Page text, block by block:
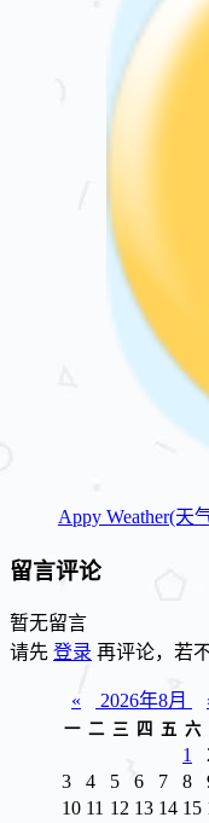
Appy Weather(天
留言评论
暂无留言
请先 登录 再评论，若
« 2026年8月
一 二 三 四 五 六
1
3
4 5 6 7 8
10 11 12 13 14 15